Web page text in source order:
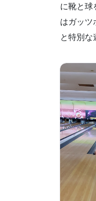
に靴と球
はガッツ
と特別な